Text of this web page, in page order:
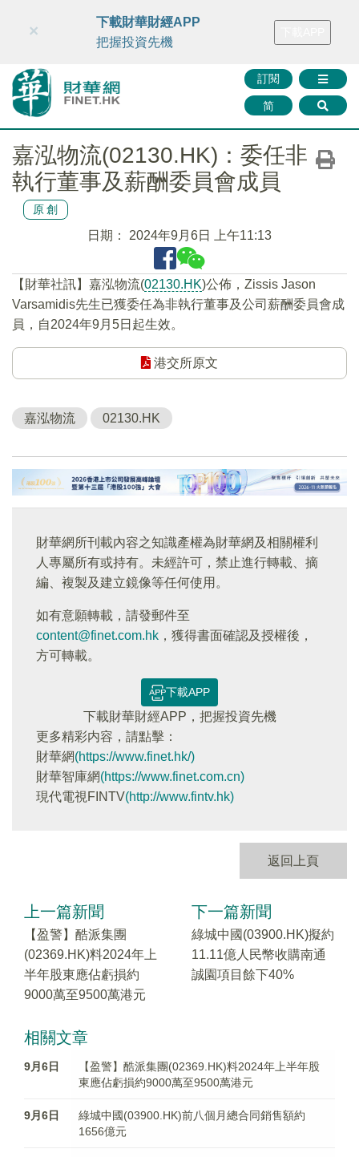
財華智庫網 FINTV FINMETA 財華證券 媒體矩陣
訂閱
简
×
下載財華財經APP
把握投資先機
嘉泓物流(02130.HK)：委任非
執行董事及薪酬委員會成員
原創
日期： 2024年9月6日 上午11:13
【財華社訊】嘉泓物流(02130.HK)公佈，Zissis Jason
Varsamidis先生已獲委任為非執行董事及公司薪酬委員會成
員，自2024年9月5日起生效。
港交所原文
嘉泓物流 02130.HK
財華網所刊載內容之知識產權為財華網及相關權利
人專屬所有或持有。未經許可，禁止進行轉載、摘
編、複製及建立鏡像等任何使用。
如有意願轉載，請發郵件至
content@finet.com.hk ，獲得書面確認及授權後，
方可轉載。
下載APP
下載財華財經APP，把握投資先機
更多精彩内容，請點擊：
財華網(https://www.finet.hk/)
財華智庫網(https://www.finet.com.cn)
現代電視FINTV(http://www.fintv.hk)
返回上頁
上一篇新聞
【盈警】酷派集團
(02369.HK)料2024年上
半年股東應佔虧損約
9000萬至9500萬港元
下一篇新聞
綠城中國(03900.HK)擬約
11.11億人民幣收購南通
誠園項目餘下40%
相關文章
9月6日
【盈警】酷派集團(02369.HK)料2024年上半年股
東應佔虧損約9000萬至9500萬港元
9月6日
綠城中國(03900.HK)前八個月總合同銷售額約
1656億元